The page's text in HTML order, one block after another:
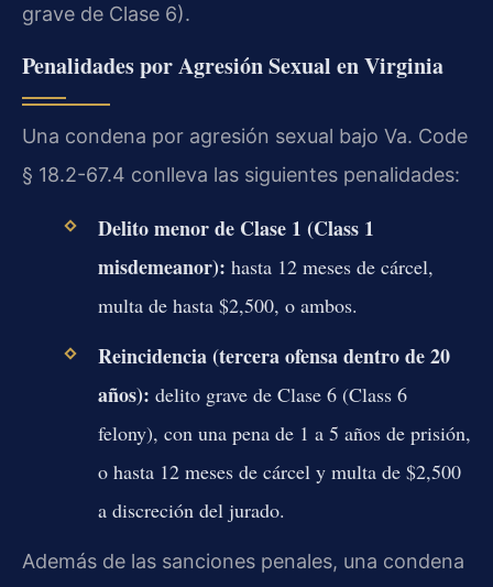
grave de Clase 6).
Penalidades por Agresión Sexual en Virginia
Una condena por agresión sexual bajo Va. Code
§ 18.2-67.4 conlleva las siguientes penalidades:
Delito menor de Clase 1 (Class 1
misdemeanor): hasta 12 meses de cárcel,
multa de hasta $2,500, o ambos.
Reincidencia (tercera ofensa dentro de 20
años): delito grave de Clase 6 (Class 6
felony), con una pena de 1 a 5 años de prisión,
o hasta 12 meses de cárcel y multa de $2,500
a discreción del jurado.
Además de las sanciones penales, una condena